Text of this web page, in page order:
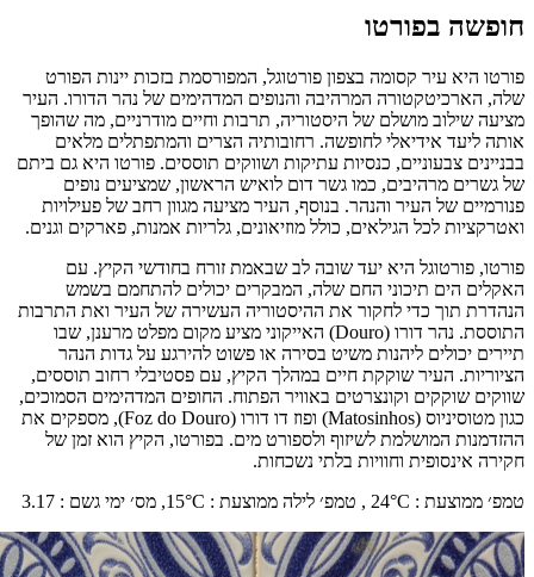
חופשה בפורטו
פורטו היא עיר קסומה בצפון פורטוגל, המפורסמת בזכות יינות הפורט
שלה, הארכיטקטורה המרהיבה והנופים המדהימים של נהר הדורו. העיר
מציעה שילוב מושלם של היסטוריה, תרבות וחיים מודרניים, מה שהופך
אותה ליעד אידיאלי לחופשה. רחובותיה הצרים והמתפתלים מלאים
בבניינים צבעוניים, כנסיות עתיקות ושווקים תוססים. פורטו היא גם ביתם
של גשרים מרהיבים, כמו גשר דום לואיש הראשון, שמציעים נופים
פנורמיים של העיר והנהר. בנוסף, העיר מציעה מגוון רחב של פעילויות
ואטרקציות לכל הגילאים, כולל מוזיאונים, גלריות אמנות, פארקים וגנים.
פורטו, פורטוגל היא יעד שובה לב שבאמת זורח בחודשי הקיץ. עם
האקלים הים תיכוני החם שלה, המבקרים יכולים להתחמם בשמש
הנהדרת תוך כדי לחקור את ההיסטוריה העשירה של העיר ואת התרבות
התוססת. נהר דורו (Douro) האייקוני מציע מקום מפלט מרענן, שבו
תיירים יכולים ליהנות משיט בסירה או פשוט להירגע על גדות הנהר
הציוריות. העיר שוקקת חיים במהלך הקיץ, עם פסטיבלי רחוב תוססים,
שווקים שוקקים וקונצרטים באוויר הפתוח. החופים המדהימים הסמוכים,
כגון מטוסיניוס (Matosinhos) ופוז דו דורו (Foz do Douro), מספקים את
ההזדמנות המושלמת לשיזוף ולספורט מים. בפורטו, הקיץ הוא זמן של
חקירה אינסופית וחוויות בלתי נשכחות.
טמפ׳ ממוצעת :
24°C , טמפ׳ לילה ממוצעת :
15°C, מס׳ ימי גשם :
3.17